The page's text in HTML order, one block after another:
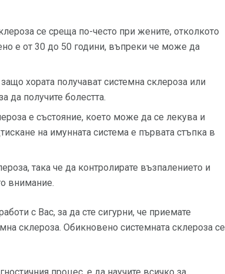
се среща по-често при жените, отколкото
е от 30 до 50 години, въпреки че може да
хората получават системна склероза или
да получите болестта.
е състояние, което може да се лекува и
на имунната система е първата стъпка в
така че да контролирате възпалението и
внимание.
с Вас, за да сте сигурни, че приемате
склероза. Обикновено системната склероза се